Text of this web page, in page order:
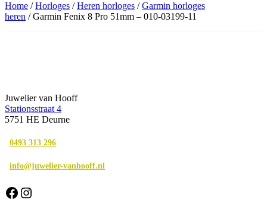
Home /Horloges /Heren horloges /Garmin horloges
heren / Garmin Fenix 8 Pro 51mm – 010-03199-11
Juwelier van Hooff
Stationsstraat 4
5751 HE Deurne
0493 313 296
info@juwelier-vanhooff.nl
Facebook
Instagram